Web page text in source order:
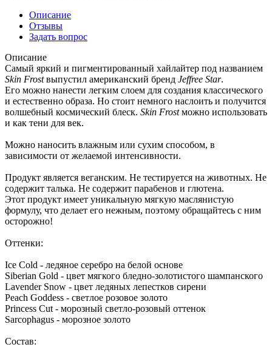
Описание
Отзывы
Задать вопрос
Описание
Самый яркий и пигментированный хайлайтер под названием
Skin Frostвыпустил американский бренд Jeffree Star.
Его можно нанести легким слоем для создания классического
и естественно образа. Но стоит немного наслоить и получится
волшебный космический блеск. Skin Frostможно использовать
и как тени для век.
Можно наносить влажным или сухим способом, в
зависимости от желаемой интенсивности.
Продукт является веганским. Не тестируется на животных. Не
содержит талька. Не содержит парабенов и глютена.
Этот продукт имеет уникальную мягкую маслянистую
формулу, что делает его нежным, поэтому обращайтесь с ним
осторожно!
Оттенки:
Ice Cold - ледяное серебро на белой основе
Siberian Gold - цвет мягкого бледно-золотистого шампанского
Lavender Snow - цвет ледяных лепестков сирени
Peach Goddess - светлое розовое золото
Princess Cut - морозный светло-розовый оттенок
Sarcophagus - морозное золото
Состав: